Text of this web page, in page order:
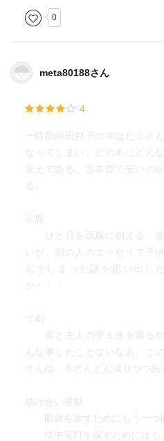
0
meta80188さん
4
一時期向田邦子の本はたくさ
なってしまい、どの本にどん
覚えである。古本屋で安いの
る。
豆腐
ひと月を豆腐に例える、筆
いが、別の人のエッセイで子
んでしまった話を思い出し
か・・・
寸劇
客と主人の手土産を巡るや
んな事したことないなあ。こ
さんは、今どんどん減りつつあ
助け合い運動
眼鏡を直すためにもう一つ
懐中電灯を探すためにはも